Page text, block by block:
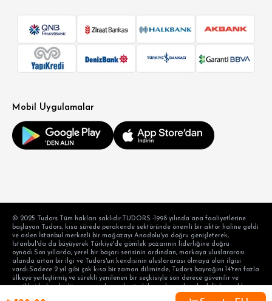
Mobil Uygulamalar
© 2025 Tudors Tüm hakları saklıdır.TUDORS -1998 yılında ana faaliyetlerine
başlayan Tudors, kısa sürede perakende sektöründe önemli bir aktör haline geldi
ve aslen İstanbul merkezli bir mağazayı Anadolu'ya doğru genişleterek,
İstanbul'da da büyüyerek Türkiye'de gömlek pazarının liderliğine doğru
oynadı.Son yıllarda, yerel bir başarı serisinin ardından, markaya uluslararası
alanda artan bir ilgi ve Tudors'un kendisinin uluslararası olmaya olan ilgisi
vardı.Sadece 2 yıl gibi çok kısa bir zaman diliminde, Tudors bayrağını 14'ten fazla
ülkeye yerleştirmiş ve sürekli yenilenen bir seçkisiyle son derece güvenilir ve
yenilikçi kalarak, dünyanın en başarılı gömlek markası olma hedefiyle aralıksız
devam etmektedir. hedef tüketicinin taleplerini karşılama alışkanlığı ve modern